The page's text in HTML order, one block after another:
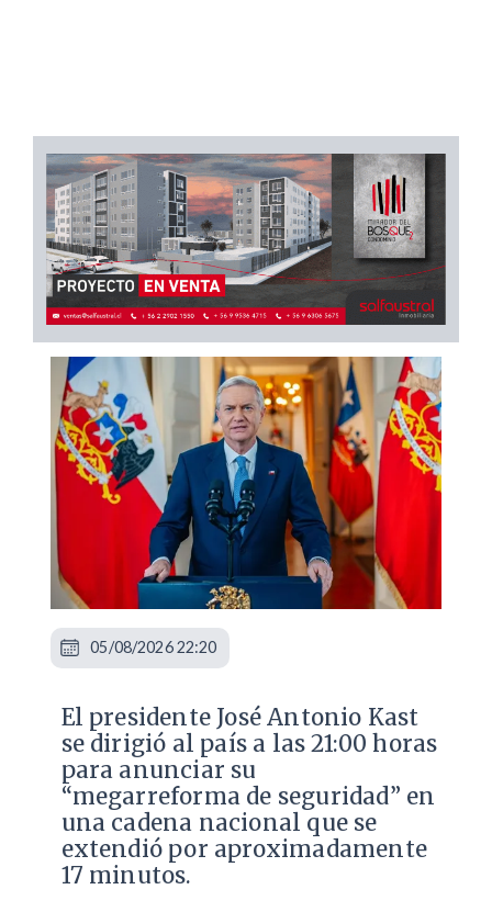
El presidente José Antonio Kast
se dirigió al país a las 21:00 horas
para anunciar su
“megarreforma de seguridad” en
una cadena nacional que se
extendió por aproximadamente
17 minutos.
05/08/2026 22:20